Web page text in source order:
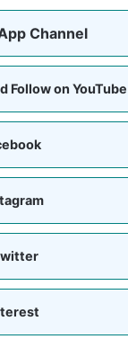
Channel
Follow on YouTube